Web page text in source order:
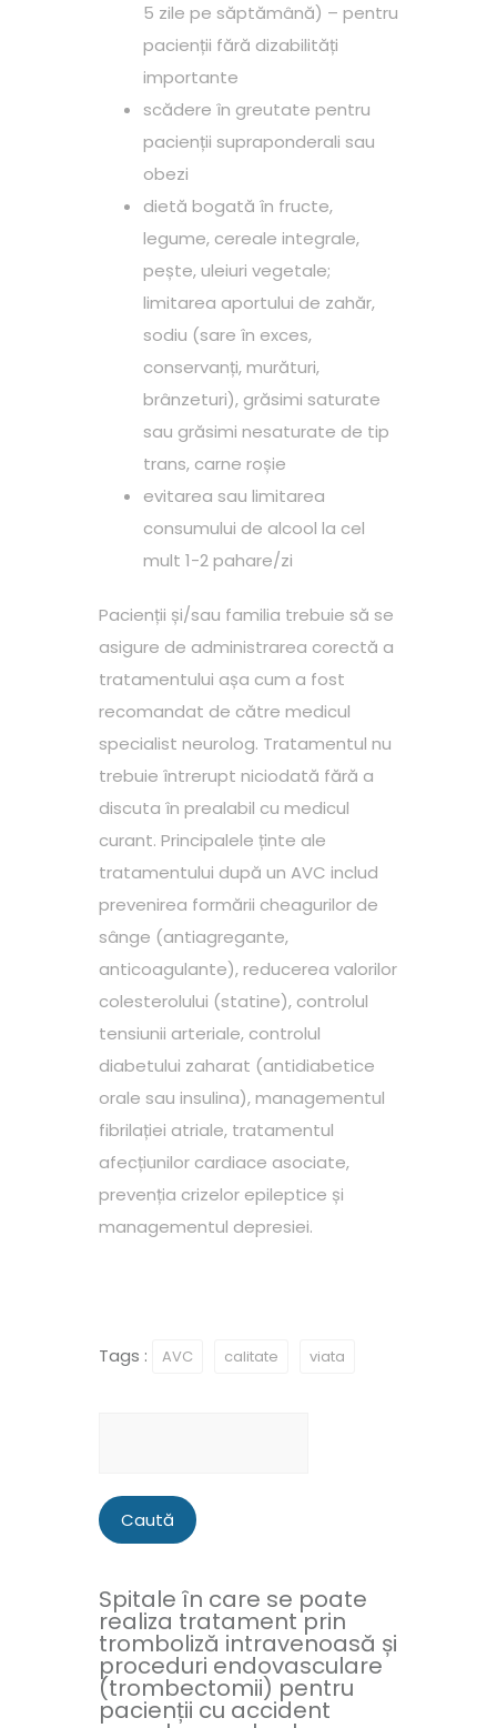
5 zile pe săptămână) – pentru
pacienții fără dizabilități
importante
scădere în greutate pentru
pacienții supraponderali sau
obezi
dietă bogată în fructe,
legume, cereale integrale,
pește, uleiuri vegetale;
limitarea aportului de zahăr,
sodiu (sare în exces,
conservanți, murături,
brânzeturi), grăsimi saturate
sau grăsimi nesaturate de tip
trans, carne roșie
evitarea sau limitarea
consumului de alcool la cel
mult 1-2 pahare/zi
Pacienții și/sau familia trebuie să se
asigure de administrarea corectă a
tratamentului așa cum a fost
recomandat de către medicul
specialist neurolog. Tratamentul nu
trebuie întrerupt niciodată fără a
discuta în prealabil cu medicul
curant. Principalele ținte ale
tratamentului după un AVC includ
prevenirea formării cheagurilor de
sânge (antiagregante,
anticoagulante), reducerea valorilor
colesterolului (statine), controlul
tensiunii arteriale, controlul
diabetului zaharat (antidiabetice
orale sau insulina), managementul
fibrilației atriale, tratamentul
afecțiunilor cardiace asociate,
prevenția crizelor epileptice și
managementul depresiei.
Tags : AVC calitate viata
Spitale în care se poate
realiza tratament prin
tromboliză intravenoasă și
proceduri endovasculare
(trombectomii) pentru
pacienții cu accident